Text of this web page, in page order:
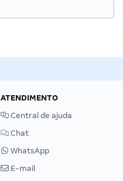
ATENDIMENTO
Central de ajuda
Chat
WhatsApp
E-mail